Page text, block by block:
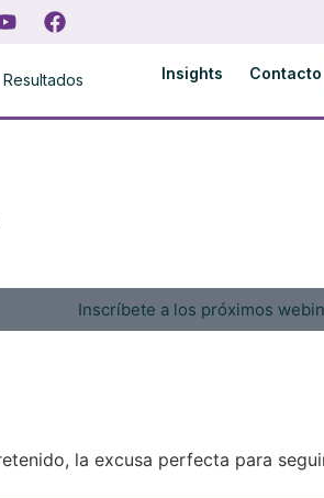
Resultados Insights Contacto
Inscríbete a los próximos
la excusa perfecta para